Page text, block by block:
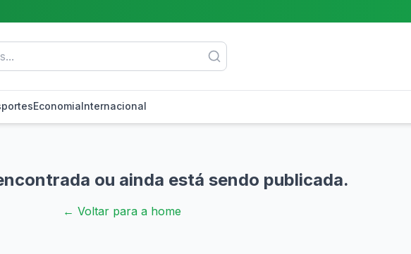
EconomiaInternacional
ou ainda está sendo publicada.
← Voltar para a home